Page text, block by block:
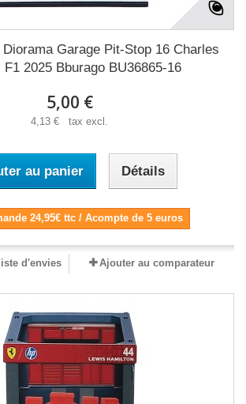
Garage Pit-Stop 16 Charles
F1 2025 Bburago BU36865-16
5,00 €
4,13 € tax excl.
au panier Détails
24,95€ ttc / Acompte de 5 euros
d'envies Ajouter au comparateur